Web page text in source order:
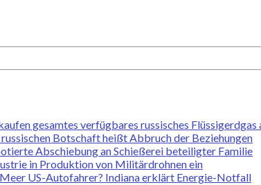
gesamtes verfügbares russisches Flüssigerdgas
Botschaft heißt Abbruch der Beziehungen
Abschiebung an Schießerei beteiligter Familie
in Produktion von Militärdrohnen ein
US-Autofahrer? Indiana erklärt Energie-Notfall